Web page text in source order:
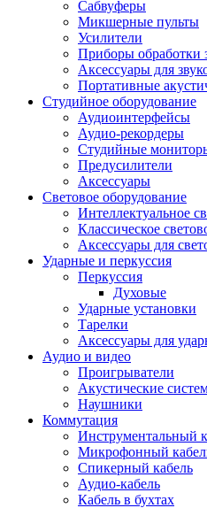
Сабвуферы
Микшерные пульты
Усилители
Приборы обработки
Аксессуары для
Портативные
Студийное оборудование
Аудиоинтерфейсы
Аудио-рекордеры
Студийные
Предусилители
Аксессуары
Световое оборудование
Интеллектуальное
Классическое
Аксессуары для
Ударные и перкуссия
Перкуссия
Духовые
Ударные установки
Тарелки
Аксессуары для
Аудио и видео
Проигрыватели
Акустические
Наушники
Коммутация
Инструментальный
Микрофонный
Спикерный кабель
Аудио-кабель
Кабель в бухтах